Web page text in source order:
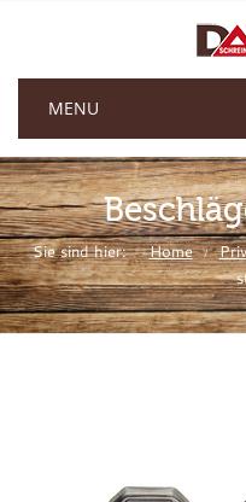
MENU
Sie sind hier: Home /